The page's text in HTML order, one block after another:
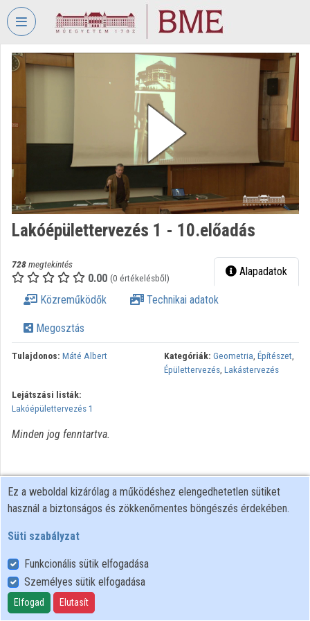
Fejléc kihagyása Menü kihagyása Tartalom kihagyása
VIDEO
GAZDASÁGTUDOMÁNYI
EGYETEM
Intézményi kezdőlap
Kategóriák
Intézményi listák
Lakóépülettervezés 1 - 10.előadás
728megtekintés
0.00 (0 értékelésből) Alapadatok
Közreműködők Technikai adatok
Megosztás
Tulajdonos: Máté Albert Kategóriák: Geometria, Építészet,
Épülettervezés, Lakástervezés
Lejátszási listák:
Lakóépülettervezés 1
Minden jog fenntartva.
Felhasználói szabályzat
Adatkezelési tájékoztató
Süti szabályzat
Ez a weboldal kizárólag a működéshez elengedhetetlen sütiket
használ a biztonságos és zökkenőmentes böngészés érdekében.
Süti szabályzat
Funkcionális sütik elfogadása
Személyes sütik elfogadása
Elfogad Elutasít